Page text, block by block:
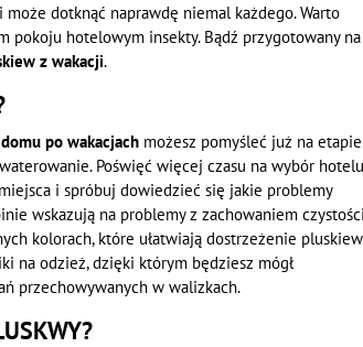
dotknąć naprawdę niemal każdego. Warto
pokoju hotelowym insekty. Bądź przygotowany na
z wakacji.
po wakacjach możesz pomyśleć już na etapie
Poświęć więcej czasu na wybór hotelu
i spróbuj dowiedzieć się jakie problemy
wskazują na problemy z zachowaniem czystości
kolorach, które ułatwiają dostrzeżenie
na odzież, dzięki którym będziesz mógł
przechowywanych w walizkach.